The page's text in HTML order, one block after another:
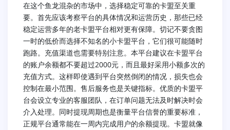
在这个鱼龙混杂的市场中，选择稳定可靠的卡盟至关重
要。首先应该考察平台的具体情况和运营历史，那些已经
稳定运营多年的老卡盟平台相对更有保障。切记不要贪图
一时的低价而选择不知名的小卡盟平台，它们很可能随时
跑路。充值渠道也需要特别注意。本平台建议在卡盟平台
的账户余额都不要超过2000元，而且最好采用小额多次的
充值方式。这样即使遇到平台突然倒闭的情况，损失也会
控制在最小范围。售后服务也是关键指标。优质的卡盟平
台会设立专业的客服团队，在订单问题无法及时解决时会
介入处理。同时提现周期也是衡量平台信誉的重要标准，
正规平台通常能在一周内完成用户的余额提现。卡盟就像